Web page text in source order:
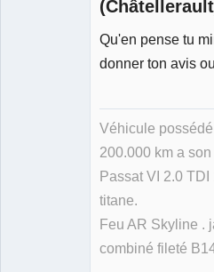
Qu'en pense tu
donner ton avis
Véhicule
200.000 km a son
Passat VI 2.0
titane.
Feu AR Skyline .
combiné fileté